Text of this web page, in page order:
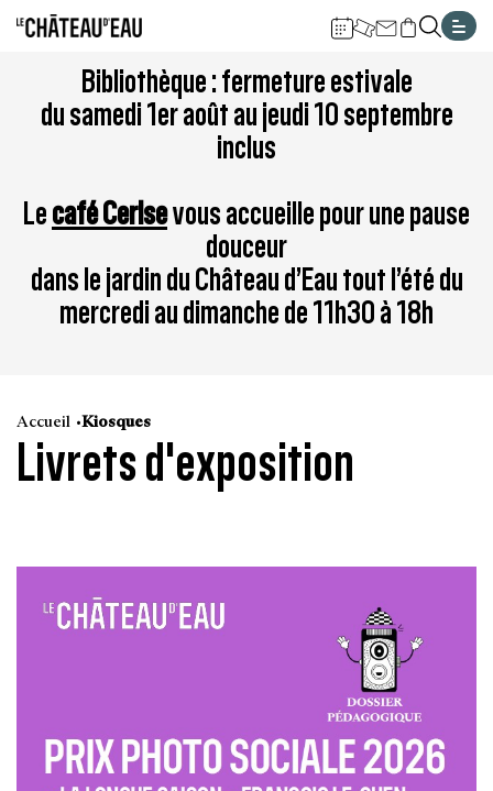
Aller
contenu
Aller
à
la
navigation
à
la
recherche
Aller
au
pied
plan
Bibliothèque : fermeture estivale
du samedi 1er août au jeudi 10 septembre
inclus
Lecafé Cerisevous accueille pour une pause
douceur
dans le jardin du Château d’Eau tout l’été du
mercredi au dimanche de 11h30 à 18h
Accueil Kiosques
Livrets d'exposition